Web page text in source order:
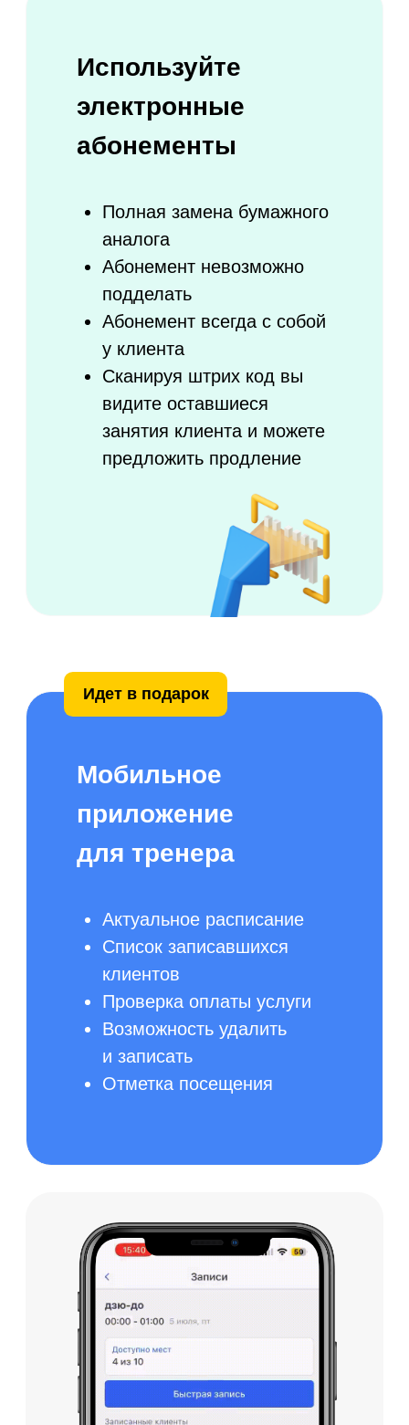
Расписание персональных
занятий с графиком
Автоматическое построение
расписания тренеров на основе
графика их работы, длительности
мобильное приложение, ваши
социальные сети или сайт
Всегда точное расписание, доступное
онлайн 24/7
через мобильное приложение, ваши
социальные сети или сайт
Личный кабинет с возможностью
отмены занятий и покупки абонемента
Автоматическое обновление
расписания на всех площадках
Пример виджета
Проводите онлайн
занятия через Zoom
Самостоятельное
подключение Zoom за 5
минут
Автоматическая отправка
ссылки на занятие в Zoom
только клиенту с